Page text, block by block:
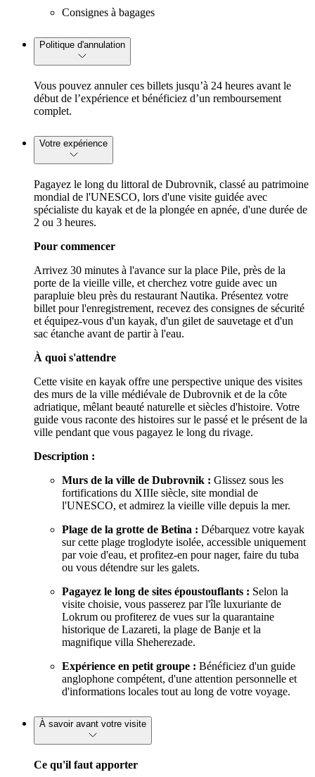
Consignes à bagages
Politique d'annulation
Vous pouvez annuler ces billets jusqu’à 24 heures avant le
début de l’expérience et bénéficiez d’un remboursement
complet.
Votre expérience
Pagayez le long du littoral de Dubrovnik, classé au patrimoine
mondial de l'UNESCO, lors d'une visite guidée avec
spécialiste du kayak et de la plongée en apnée, d'une durée de
2 ou 3 heures.
Pour commencer
Arrivez 30 minutes à l'avance sur la place Pile, près de la
porte de la vieille ville, et cherchez votre guide avec un
parapluie bleu près du restaurant Nautika. Présentez votre
billet pour l'enregistrement, recevez des consignes de sécurité
et équipez-vous d'un kayak, d'un gilet de sauvetage et d'un
sac étanche avant de partir à l'eau.
À quoi s'attendre
Cette visite en kayak offre une perspective unique des visites
des murs de la ville médiévale de Dubrovnik et de la côte
adriatique, mêlant beauté naturelle et siècles d'histoire. Votre
guide vous raconte des histoires sur le passé et le présent de la
ville pendant que vous pagayez le long du rivage.
Description :
Murs de la ville de Dubrovnik : Glissez sous les
fortifications du XIIIe siècle, site mondial de
l'UNESCO, et admirez la vieille ville depuis la mer.
Plage de la grotte de Betina : Débarquez votre kayak
sur cette plage troglodyte isolée, accessible uniquement
par voie d'eau, et profitez-en pour nager, faire du tuba
ou vous détendre sur les galets.
Pagayez le long de sites époustouflants : Selon la
visite choisie, vous passerez par l'île luxuriante de
Lokrum ou profiterez de vues sur la quarantaine
historique de Lazareti, la plage de Banje et la
magnifique villa Sheherezade.
Expérience en petit groupe : Bénéficiez d'un guide
anglophone compétent, d'une attention personnelle et
d'informations locales tout au long de votre voyage.
À savoir avant votre visite
Ce qu'il faut apporter